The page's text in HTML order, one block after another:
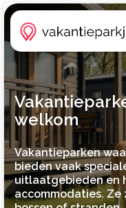
welkom
Vakantieparken
bieden vaak
uitlaatgebieden en
accommodaties.